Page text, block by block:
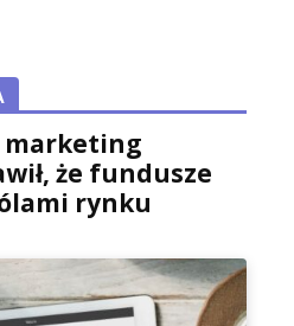
marketing
że fundusze
rynku